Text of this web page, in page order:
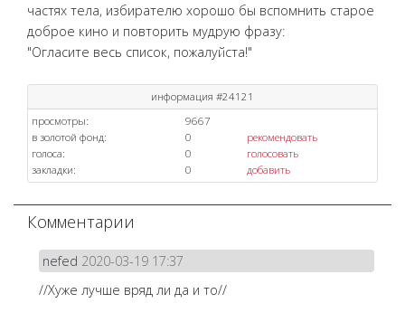
частях тела, избирателю хорошо бы вспомнить старое
доброе кино и повторить мудрую фразу:
"Огласите весь список, пожалуйста!"
информация #24121
просмотры:
9667
в золотой фонд:
0
рекомендовать
голоса:
0
голосовать
закладки:
0 добавить
Комментарии
nefed 2020-03-19 17:37
//Хуже лучше вряд ли да и то//